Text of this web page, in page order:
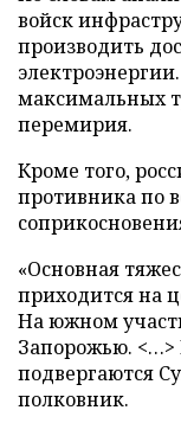
войск
производить
максимальных
перемирия.
Кроме того,
противника по
«Основная
приходится на
На южном
Запорожью. <…>
подвергаются
полковник.